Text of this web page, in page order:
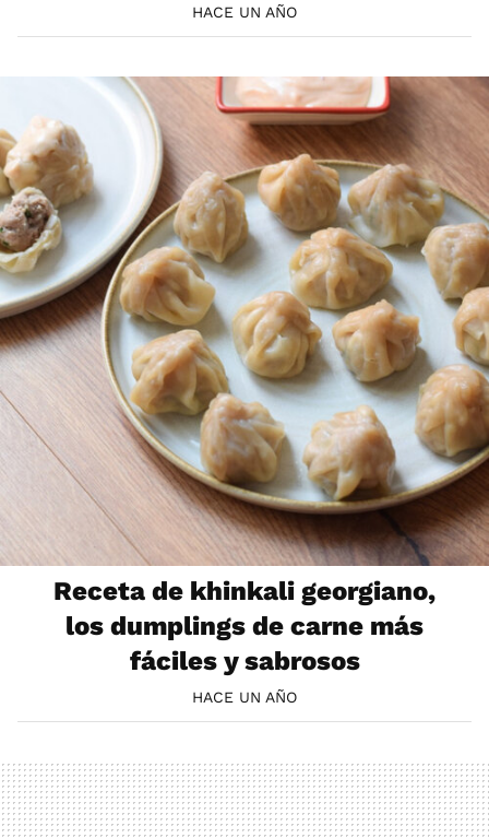
HACE UN AÑO
Receta de khinkali georgiano,
los dumplings de carne más
fáciles y sabrosos
HACE UN AÑO